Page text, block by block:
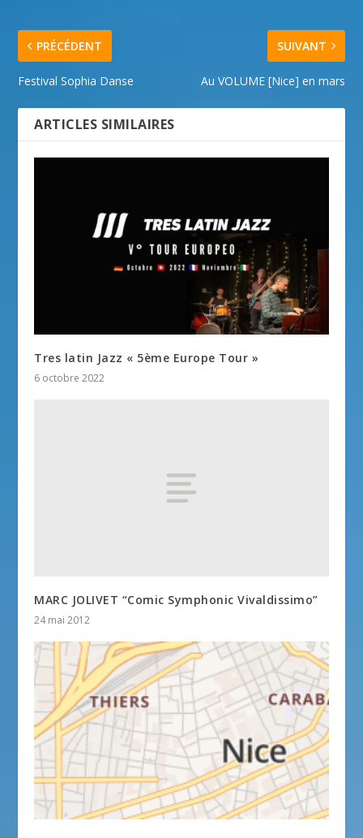
PRÉCÉDENT
Festival Sophia Danse
SUIVANT
Au VOLUME [Nice] en mars
ARTICLES SIMILAIRES
Tres latin Jazz « 5ème Europe Tour »
6 octobre 2022
MARC JOLIVET “Comic Symphonic Vivaldissimo”
24 mai 2012